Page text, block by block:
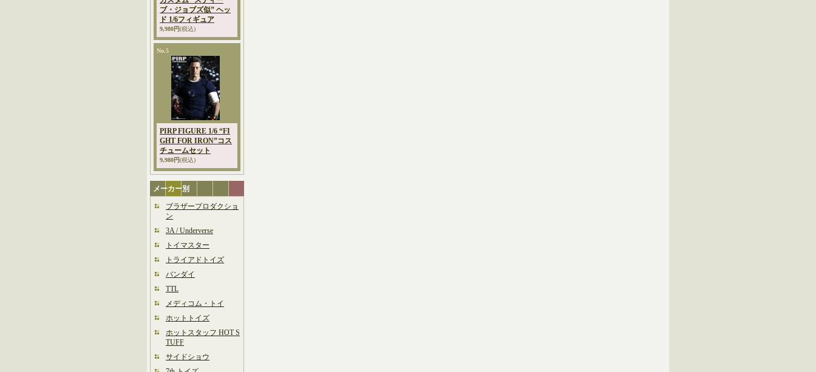
ブ・ジョブズ似” ヘッ
ド 1/6フィギュア
9,980円(税込)
No.5
PIRP FIGURE 1/6 “FI
GHT FOR IRON”コス
チュームセット
9,980円(税込)
メーカー別
ブラザープロダクショ
ン
3A / Underverse
トイマスター
トライアドトイズ
バンダイ
TTL
メディコム・トイ
ホットトイズ
ホットスタッフ HOT S
TUFF
サイドショウ